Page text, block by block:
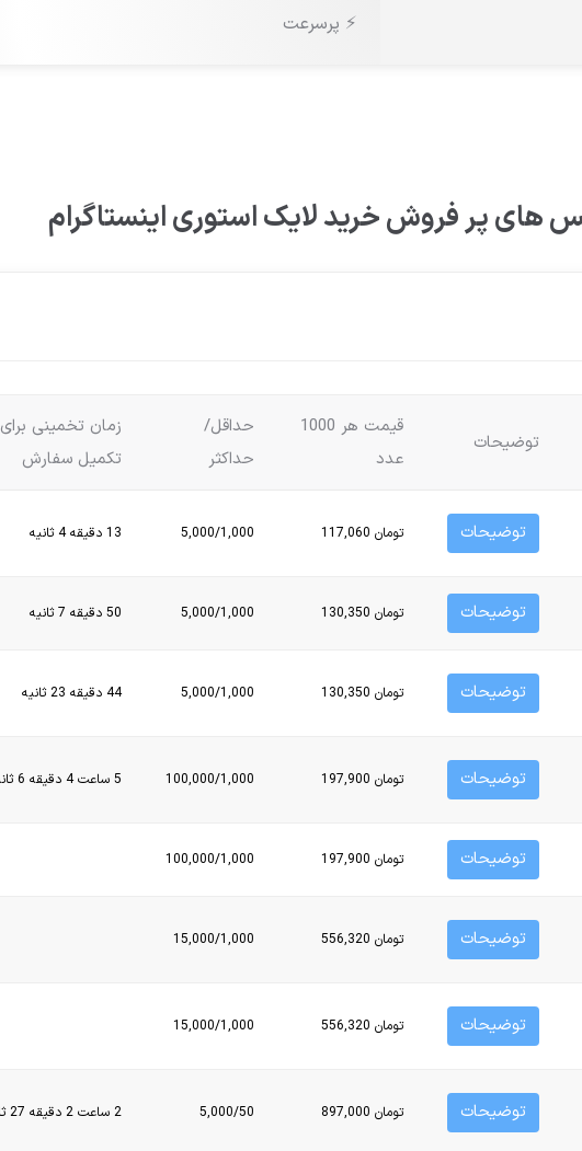
⚡️ پرسرعت
های پر فروش خرید لایک استوری اینستاگرام
توضیحات
قیمت هر 1000
عدد
حداقل/
حداکثر
زمان تخمینی برای
تکمیل سفارش
توضیحات تومان 117,060 5,000/1,000 13 دقیقه 4 ثانیه
توضیحات تومان 130,350 5,000/1,000 50 دقیقه 7 ثانیه
توضیحات تومان 130,350 5,000/1,000 44 دقیقه 23 ثانیه
توضیحات تومان 197,900 100,000/1,000 5 ساعت 4 دقیقه 6 ثانیه
توضیحات تومان 197,900 100,000/1,000
توضیحات تومان 556,320 15,000/1,000
توضیحات تومان 556,320 15,000/1,000
توضیحات تومان 897,000 5,000/50 2 ساعت 2 دقیقه 27 ثانیه